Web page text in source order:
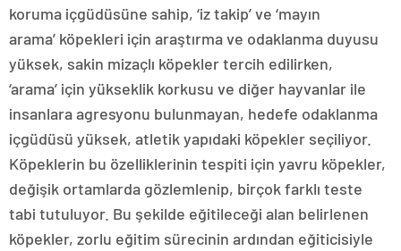
koruma içgüdüsüne sahip, ‘iz takip’ ve ‘mayın
arama’ köpekleri için araştırma ve odaklanma duyusu
yüksek, sakin mizaçlı köpekler tercih edilirken,
‘arama’ için yükseklik korkusu ve diğer hayvanlar ile
insanlara agresyonu bulunmayan, hedefe odaklanma
içgüdüsü yüksek, atletik yapıdaki köpekler seçiliyor.
Köpeklerin bu özelliklerinin tespiti için yavru köpekler,
değişik ortamlarda gözlemlenip, birçok farklı teste
tabi tutuluyor. Bu şekilde eğitileceği alan belirlenen
köpekler, zorlu eğitim sürecinin ardından eğiticisiyle